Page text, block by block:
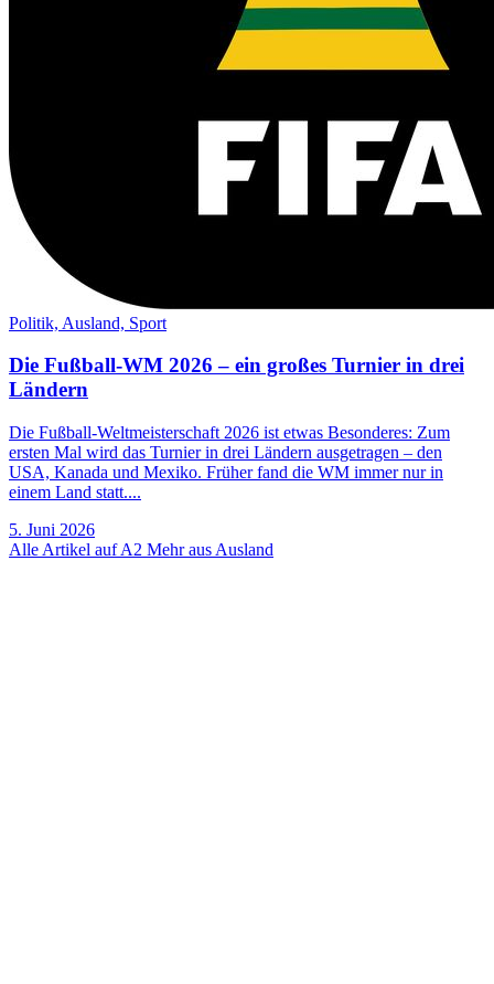
Politik, Ausland, Sport
Die Fußball-WM 2026 – ein großes Turnier in drei
Ländern
Die Fußball-Weltmeisterschaft 2026 ist etwas Besonderes: Zum
ersten Mal wird das Turnier in drei Ländern ausgetragen – den
USA, Kanada und Mexiko. Früher fand die WM immer nur in
einem Land statt....
5. Juni 2026
Alle Artikel auf A2 Mehr aus Ausland